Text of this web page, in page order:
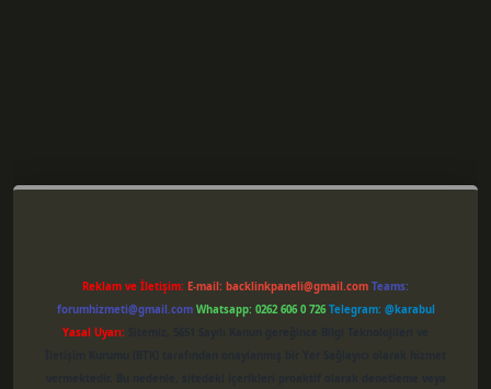
Reklam ve İletişim: E-mail: backlinkpaneli@gmail.com Teams:
forumhizmeti@gmail.com Whatsapp: 0262 606 0 726 Telegram: @karabul
Yasal Uyarı: